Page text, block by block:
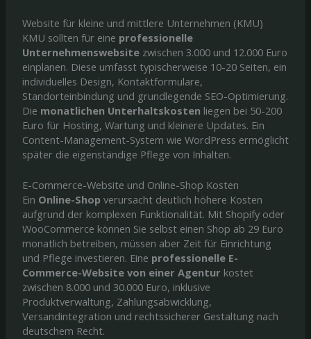
Website für kleine und mittlere Unternehmen (KMU)
KMU sollten für eine professionelle
Unternehmenswebsitezwischen 3.000 und 12.000 Euro
einplanen. Diese umfasst typischerweise 10-20 Seiten, ein
individuelles Design, Kontaktformulare,
Standorteinbindung und grundlegende SEO-Optimierung.
Die monatlichen Unterhaltskosten liegen bei 50-200
Euro für Hosting, Wartung und kleinere Updates. Ein
Content-Management-System wie WordPress ermöglicht
später die eigenständige Pflege von Inhalten.
E-Commerce-Website und Online-Shop Kosten
Ein Online-Shop verursacht deutlich höhere Kosten
aufgrund der komplexen Funktionalität. Mit Shopify oder
WooCommerce können Sie selbst einen Shop ab 29 Euro
monatlich betreiben, müssen aber Zeit für Einrichtung
und Pflege investieren. Eine professionelle E-
Commerce-Website von einer Agentur kostet
zwischen 8.000 und 30.000 Euro, inklusive
Produktverwaltung, Zahlungsabwicklung,
Versandintegration und rechtssicherer Gestaltung nach
deutschem Recht.